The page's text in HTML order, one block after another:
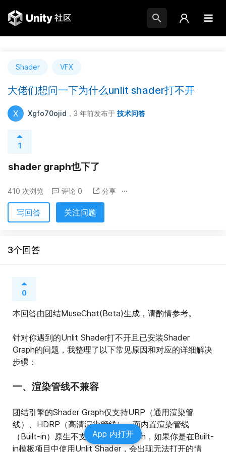
Shader VFX
大佬们想问一下为什么unlit shader打不开
X Xgfo70ojid ，3 年前发布于 技术问答
1
shader graph也下了
410 次浏览 评论 0 分享
写回答 关注问题
3个回答
0
本回答由团结MuseChat(Beta)生成，请酌情参考。
针对你遇到的Unlit Shader打不开且已安装Shader
Graph的问题，我整理了以下常见原因和对应的详细解决
步骤：
一、渲染管线不兼容
团结引擎的Shader Graph仅支持URP（通用渲染管
线）、HDRP（高清渲染管线），而内置渲染管线
（Built-in）原生不支持Shader Graph，如果你是在Built-
in模板项目中使用Unlit Shader，会出现无法打开的情
App 内打开